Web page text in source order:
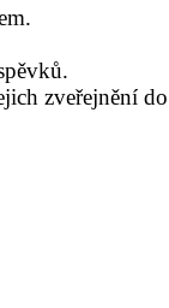
zveřejnění